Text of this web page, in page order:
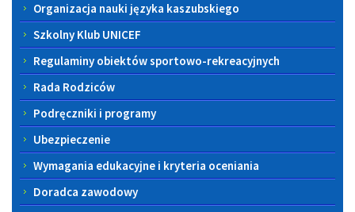
Organizacja nauki języka kaszubskiego
Szkolny Klub UNICEF
Regulaminy obiektów sportowo-rekreacyjnych
Rada Rodziców
Podręczniki i programy
Ubezpieczenie
Wymagania edukacyjne i kryteria oceniania
Doradca zawodowy